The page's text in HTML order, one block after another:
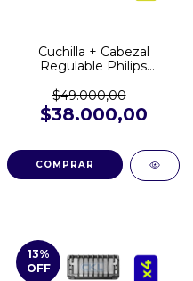
Cuchilla + Cabezal
Regulable Philips
$49.000,00
$38.000,00
13%
OFF